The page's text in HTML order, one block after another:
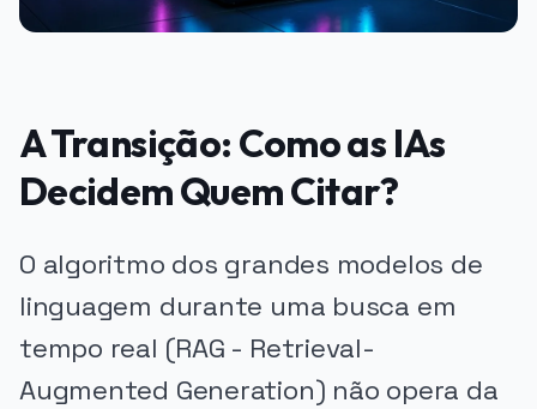
A Transição: Como as IAs
Decidem Quem Citar?
O algoritmo dos grandes modelos de
linguagem durante uma busca em
tempo real (RAG - Retrieval-
Augmented Generation) não opera da